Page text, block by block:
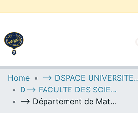
UNIVERSITY OF D.L SIDI
Communities & Collections
Home
--> DSPACE UNIVERSITE
D--> FACULTE DES SCIENCES EXACTES
--> Département de Matériaux et de Développement Durable